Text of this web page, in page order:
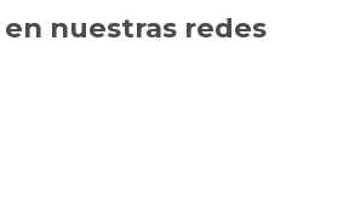
nuestras redes